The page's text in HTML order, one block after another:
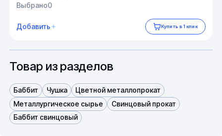
Выбрано0
Добавить Купить в 1 клик
Товар из разделов
Баббит Чушка
Цветной металлопрокат
Металлургическое сырье
Свинцовый прокат
Баббит свинцовый